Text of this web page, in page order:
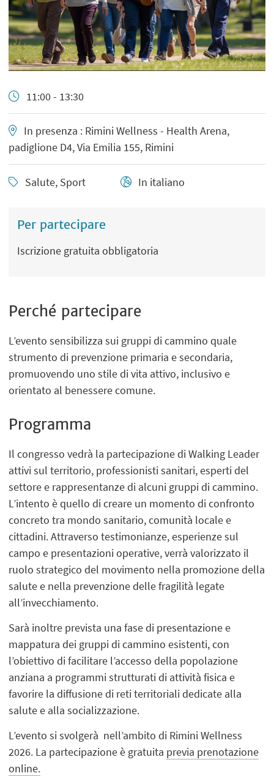
11:00 - 13:30
In presenza : Rimini Wellness - Health Arena,
padiglione D4, Via Emilia 155, Rimini
Salute, Sport In italiano
Per partecipare
Iscrizione gratuita obbligatoria
Perché partecipare
L’evento sensibilizza sui gruppi di cammino quale
strumento di prevenzione primaria e secondaria,
promuovendo uno stile di vita attivo, inclusivo e
orientato al benessere comune.
Programma
Il congresso vedrà la partecipazione di Walking Leader
attivi sul territorio, professionisti sanitari, esperti del
settore e rappresentanze di alcuni gruppi di cammino.
L’intento è quello di creare un momento di confronto
concreto tra mondo sanitario, comunità locale e
cittadini. Attraverso testimonianze, esperienze sul
campo e presentazioni operative, verrà valorizzato il
ruolo strategico del movimento nella promozione della
salute e nella prevenzione delle fragilità legate
all’invecchiamento.
Sarà inoltre prevista una fase di presentazione e
mappatura dei gruppi di cammino esistenti, con
l’obiettivo di facilitare l’accesso della popolazione
anziana a programmi strutturati di attività fisica e
favorire la diffusione di reti territoriali dedicate alla
salute e alla socializzazione.
L’evento si svolgerà nell’ambito di Rimini Wellness
2026. La partecipazione è gratuita previa prenotazione
online.